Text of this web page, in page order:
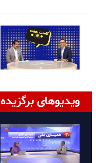
ویدیوهای برگزیده